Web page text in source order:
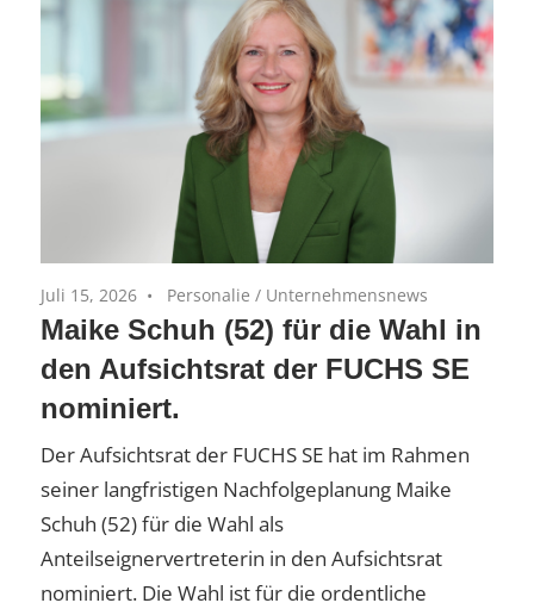
(AiM)
Equity-
Portfoliounternehmen
Juli 15, 2026 Personalie / Unternehmensnews
Maike Schuh (52) für die Wahl in
den Aufsichtsrat der FUCHS SE
nominiert.
Der Aufsichtsrat der FUCHS SE hat im Rahmen
seiner langfristigen Nachfolgeplanung Maike
Schuh (52) für die Wahl als
Anteilseignervertreterin in den Aufsichtsrat
nominiert. Die Wahl ist für die ordentliche